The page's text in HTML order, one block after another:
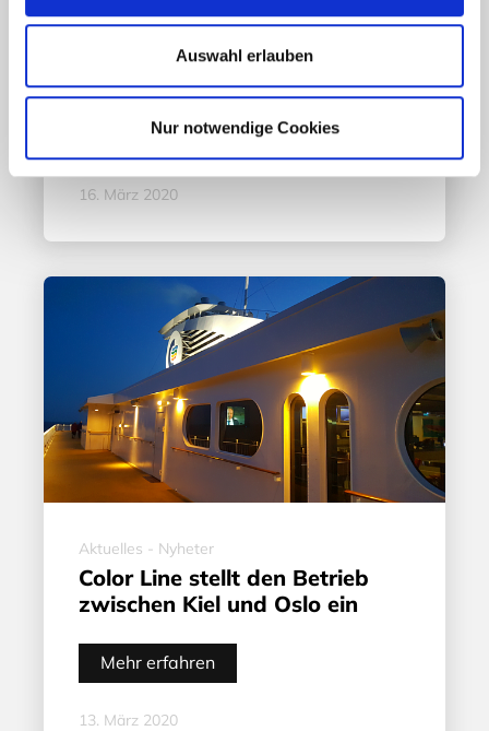
Auswahl erlauben
Nur notwendige Cookies
Aktuelles - Nyheter
Mehr erfahren
16. März 2020
Aktuelles - Nyheter
Color Line stellt den Betrieb
zwischen Kiel und Oslo ein
Mehr erfahren
13. März 2020